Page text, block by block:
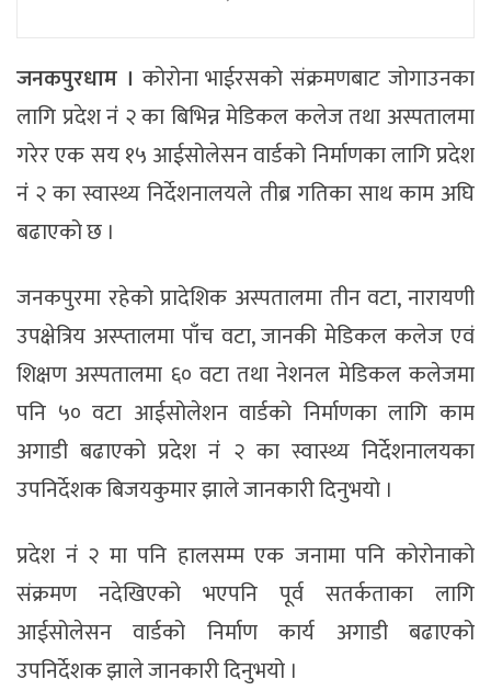
जनकपुरधाम । कोरोना भाईरसको संक्रमणबाट जोगाउनका
लागि प्रदेश नंं २ का बिभिन्न मेडिकल कलेज तथा अस्पतालमा
गरेर एक सय १५ आईसोलेसन वार्डको निर्माणका लागि प्रदेश
नंं २ का स्वास्थ्य निर्देशनालयले तीब्र गतिका साथ काम अघि
बढाएको छ ।
जनकपुरमा रहेको प्रादेशिक अस्पतालमा तीन वटा, नारायणी
उपक्षेत्रिय अस्प्तालमा पाँच वटा, जानकी मेडिकल कलेज एवं
शिक्षण अस्पतालमा ६० वटा तथा नेशनल मेडिकल कलेजमा
पनि ५० वटा आईसोलेशन वार्डको निर्माणका लागि काम
अगाडी बढाएको प्रदेश नंं २ का स्वास्थ्य निर्देशनालयका
उपनिर्देशक बिजयकुमार झाले जानकारी दिनुभयो ।
प्रदेश नंं २ मा पनि हालसम्म एक जनामा पनि कोरोनाको
संक्रमण नदेखिएको भएपनि पूर्व सतर्कताका लागि
आईसोलेसन वार्डको निर्माण कार्य अगाडी बढाएको
उपनिर्देशक झाले जानकारी दिनुभयो ।